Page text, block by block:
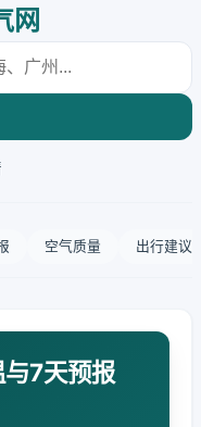
网
空气质量 出行建议
7天预报